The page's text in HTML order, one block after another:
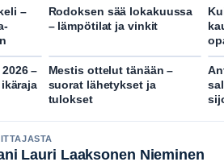
–
Rodoksen sää lokakuussa
– lämpötilat ja vinkit
–
Mestis ottelut tänään –
suorat lähetykset ja
tulokset
Lauri Laaksonen Nieminen